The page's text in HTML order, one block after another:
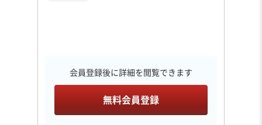
会員登録後に詳細を閲覧できます
無料会員登録